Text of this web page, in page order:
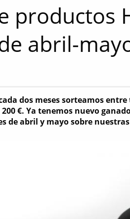
productos
abril-
dos meses sorteamos
€. Ya tenemos nuevo
de abril y mayo sobre